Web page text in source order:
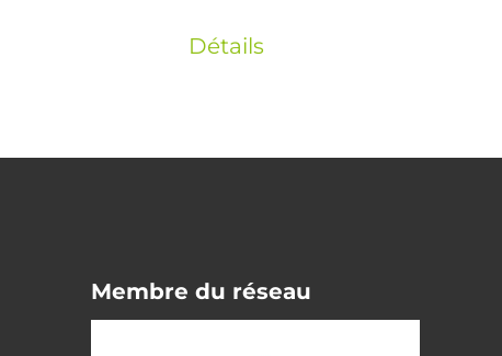
Détails
Membre du réseau